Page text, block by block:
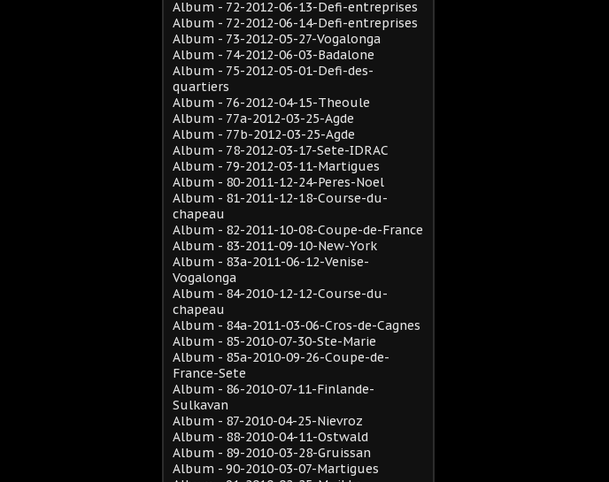
Album - 72-2012-06-13-Defi-entreprises
Album - 72-2012-06-14-Defi-entreprises
Album - 73-2012-05-27-Vogalonga
Album - 74-2012-06-03-Badalone
Album - 75-2012-05-01-Defi-des-
quartiers
Album - 76-2012-04-15-Theoule
Album - 77a-2012-03-25-Agde
Album - 77b-2012-03-25-Agde
Album - 78-2012-03-17-Sete-IDRAC
Album - 79-2012-03-11-Martigues
Album - 80-2011-12-24-Peres-Noel
Album - 81-2011-12-18-Course-du-
chapeau
Album - 82-2011-10-08-Coupe-de-France
Album - 83-2011-09-10-New-York
Album - 83a-2011-06-12-Venise-
Vogalonga
Album - 84-2010-12-12-Course-du-
chapeau
Album - 84a-2011-03-06-Cros-de-Cagnes
Album - 85-2010-07-30-Ste-Marie
Album - 85a-2010-09-26-Coupe-de-
France-Sete
Album - 86-2010-07-11-Finlande-
Sulkavan
Album - 87-2010-04-25-Nievroz
Album - 88-2010-04-11-Ostwald
Album - 89-2010-03-28-Gruissan
Album - 90-2010-03-07-Martigues